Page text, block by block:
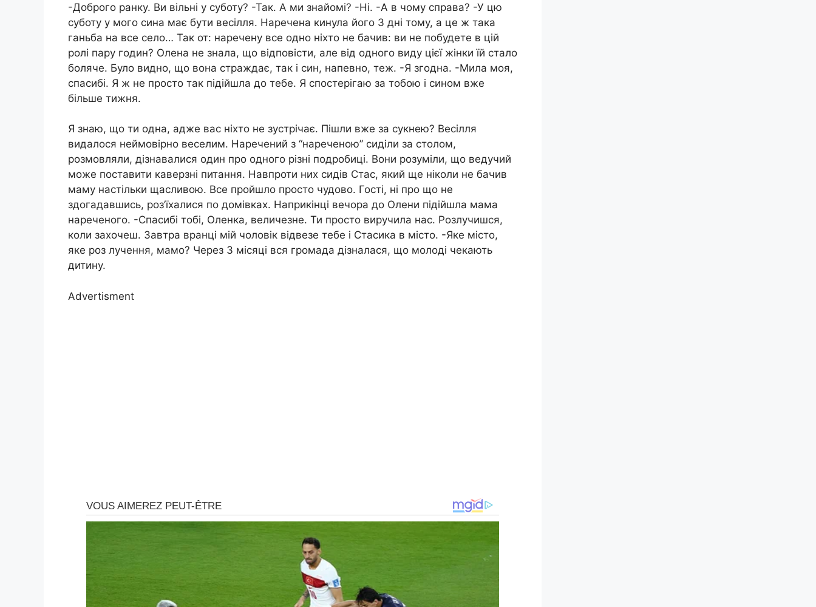
-Доброго ранку. Ви вільні у суботу? -Так. А ми знайомі? -Ні. -А в чому справа? -У цю
суботу у мого сина має бути весілля. Наречена кинула його 3 дні тому, а це ж така
ганьба на все село… Так от: наречену все одно ніхто не бачив: ви не побудете в цій
ролі пару годин? Олена не знала, що відповісти, але від одного виду цієї жінки їй стало
боляче. Було видно, що вона страждає, так і син, напевно, теж. -Я згодна. -Мила моя,
спасибі. Я ж не просто так підійшла до тебе. Я спостерігаю за тобою і сином вже
більше тижня.
Я знаю, що ти одна, адже вас ніхто не зустрічає. Пішли вже за сукнею? Весілля
видалося неймовірно веселим. Наречений з “нареченою” сиділи за столом,
розмовляли, дізнавалися один про одного різні подробиці. Вони розуміли, що ведучий
може поставити каверзні питання. Навпроти них сидів Стас, який ще ніколи не бачив
маму настільки щасливою. Все пройшло просто чудово. Гості, ні про що не
здогадавшись, роз’їхалися по домівках. Наприкінці вечора до Олени підійшла мама
нареченого. -Спасибі тобі, Оленка, величезне. Ти просто виручила нас. Розлучишся,
коли захочеш. Завтра вранці мій чоловік відвезе тебе і Стасика в місто. -Яке місто,
яке роз лучення, мамо? Через 3 місяці вся громада дізналася, що молоді чекають
дитину.
Advertisment